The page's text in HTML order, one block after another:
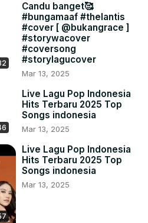
Candu banget🥰
#bungamaaf #thelantis
#cover [ @bukangrace ]
#storywacover
#coversong
#storylagucover
Mar 13, 2025
Live Lagu Pop Indonesia
Hits Terbaru 2025 Top
Songs indonesia
Mar 13, 2025
Live Lagu Pop Indonesia
Hits Terbaru 2025 Top
Songs indonesia
Mar 13, 2025